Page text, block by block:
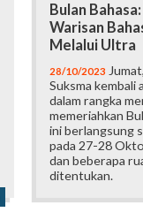
Bulan
Warisan
Melalui Ultra
28/10/2023
Suksma kembali
dalam rangka
memeriahkan
ini berlangsung
pada 27-28
dan beberapa
ditentukan.